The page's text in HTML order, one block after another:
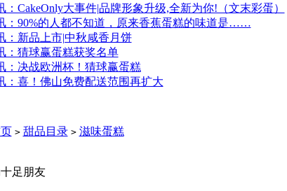
：CakeOnly大事件|品牌形象升级,全新为你!（文末彩蛋）
：90%的人都不知道，原来香蕉蛋糕的味道是……
：新品上市|中秋咸香月饼
：猜球赢蛋糕获奖名单
：决战欧洲杯！猜球赢蛋糕
：喜！佛山免费配送范围再扩大
> 甜品目录 > 滋味蛋糕
足 朋友